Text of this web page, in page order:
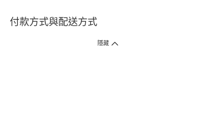
付款方式與配送方式
隱藏